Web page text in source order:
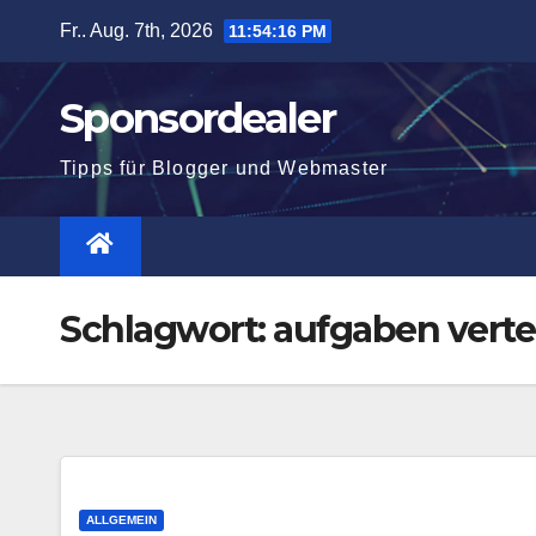
springen
Fr.. Aug. 7th, 2026 11:54:17 PM
Sponsordealer
Tipps für Blogger und Webmaster
Schlagwort:aufgaben
ALLGEMEIN